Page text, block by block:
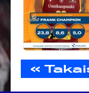
«